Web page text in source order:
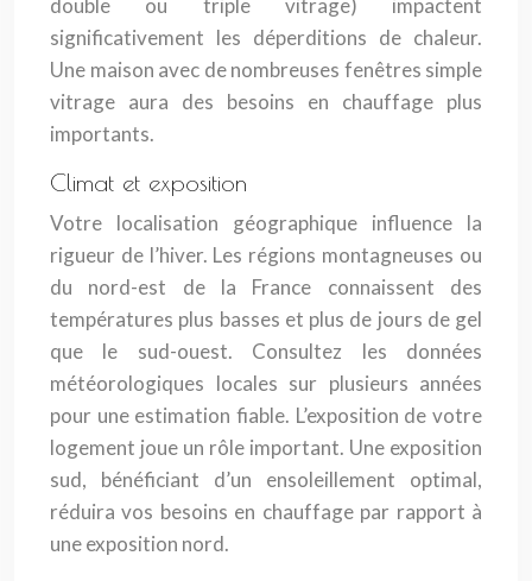
double ou triple vitrage) impactent
significativement les déperditions de chaleur.
Une maison avec de nombreuses fenêtres simple
vitrage aura des besoins en chauffage plus
importants.
Climat et exposition
Votre localisation géographique influence la
rigueur de l’hiver. Les régions montagneuses ou
du nord-est de la France connaissent des
températures plus basses et plus de jours de gel
que le sud-ouest. Consultez les données
météorologiques locales sur plusieurs années
pour une estimation fiable. L’exposition de votre
logement joue un rôle important. Une exposition
sud, bénéficiant d’un ensoleillement optimal,
réduira vos besoins en chauffage par rapport à
une exposition nord.